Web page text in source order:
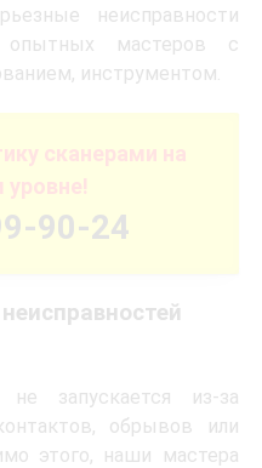
неисправности
опытных мастеров с
инструментом.
сканерами на
90-24
запускается из-за
обрывов или
этого, наши мастера